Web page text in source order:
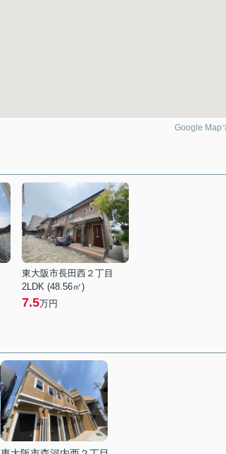
Google Map
東大阪市長田西２丁目
2LDK (48.56㎡)
7.5万円